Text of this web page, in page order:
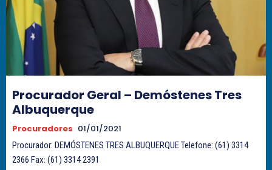
Procurador Geral – Demóstenes Tres
Albuquerque
Procuradores 01/01/2021
Procurador: DEMÓSTENES TRES ALBUQUERQUE Telefone: (61) 3314